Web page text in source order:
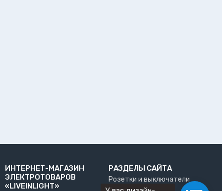
ИНТЕРНЕТ-МАГАЗИН
ЭЛЕКТРОТОВАРОВ
«LIVEINLIGHT»
РАЗДЕЛЫ САЙТА
Розетки и выключатели